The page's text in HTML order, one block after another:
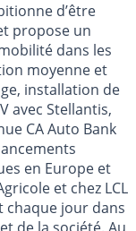
d’être
propose un
dans les
moyenne et
installation de
avec Stellantis,
CA Auto Bank
en Europe et
et chez LCL
chaque jour dans